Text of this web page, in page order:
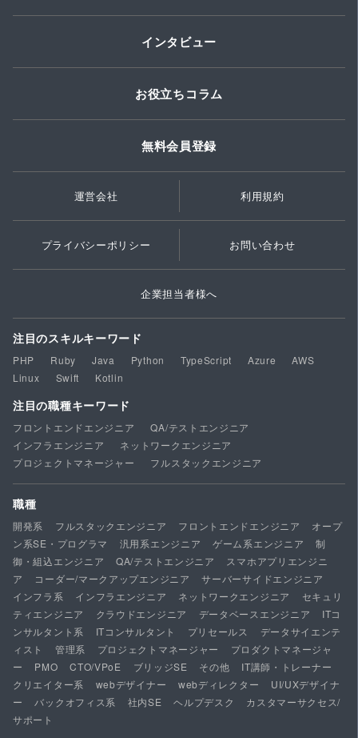
インタビュー
お役立ちコラム
無料会員登録
運営会社 利用規約
プライバシーポリシー お問い合わせ
企業担当者様へ
注目のスキルキーワード
PHP Ruby Java Python TypeScript Azure
AWS
Linux
Swift Kotlin
注目の職種キーワード
フロントエンドエンジニア
QA/テストエンジニア
インフラエンジニア
ネットワークエンジニア
プロジェクトマネージャー
フルスタックエンジニア
職種
開発系 フルスタックエンジニア フロントエンドエンジニア
オープ
ン系SE・プログラマ
汎用系エンジニア ゲーム系エンジニア
制
御・組込エンジニア
QA/テストエンジニア
スマホアプリエンジニ
ア
コーダー/マークアップエンジニア
サーバーサイドエンジニア
インフラ系
インフラエンジニア ネットワークエンジニア
セキュリ
ティエンジニア
クラウドエンジニア データベースエンジニア
ITコ
ンサルタント系
ITコンサルタント プリセールス
データサイエンテ
ィスト
管理系 プロジェクトマネージャー
プロダクトマネージャ
ー
PMO CTO/VPoE ブリッジSE その他
IT講師・トレーナー
クリエイター系
webデザイナー webディレクター
UI/UXデザイナ
ー
バックオフィス系 社内SE ヘルプデスク
カスタマーサクセス/
サポート